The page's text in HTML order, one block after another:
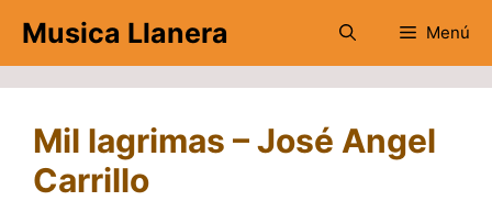
contenido
Musica Llanera Menú
Mil lagrimas – José Angel
Carrillo